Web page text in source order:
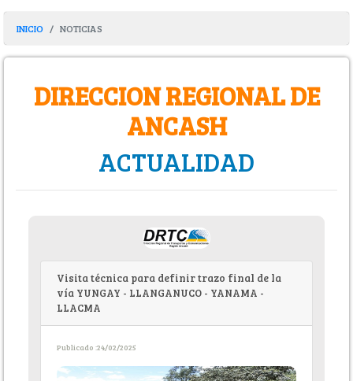
INICIO NOTICIAS
DIRECCION REGIONAL DE
ANCASH
ACTUALIDAD
Visita técnica para definir trazo final de la
vía YUNGAY - LLANGANUCO - YANAMA -
LLACMA
Publicado :24/02/2025